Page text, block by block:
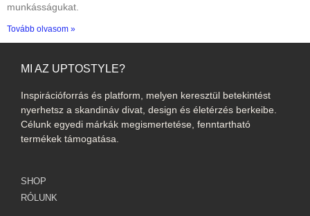
munkásságukat.
Tovább olvasom »
MI AZ UPTOSTYLE?
Inspirációforrás és platform, melyen keresztül betekintést
nyerhetsz a skandináv divat, design és életérzés berkeibe.
Célunk egyedi márkák megismertetése, fenntartható
termékek támogatása.
SHOP
RÓLUNK